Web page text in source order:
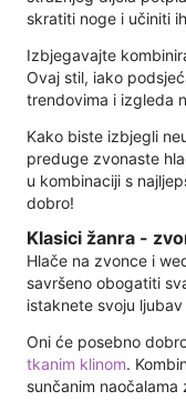
skratiti noge i učiniti
Izbjegavajte
Ovaj stil, iako
trendovima i izgleda
Kako biste izbjegli
preduge zvonaste
u kombinaciji s
dobro!
Klasici žanra -
Hlače na zvonce i
savršeno obogatiti
istaknete svoju
Oni će posebno
tkanim klinom.
sunčanim